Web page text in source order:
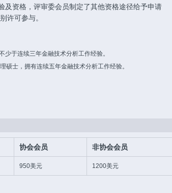
及资格，评审委会员制定了其他资格途径给予申请
许可参与。
于连续三年金融技术分析工作经验。
士，拥有连续五年金融技术分析工作经验。
协会会员 非协会会员
950美元 1200美元